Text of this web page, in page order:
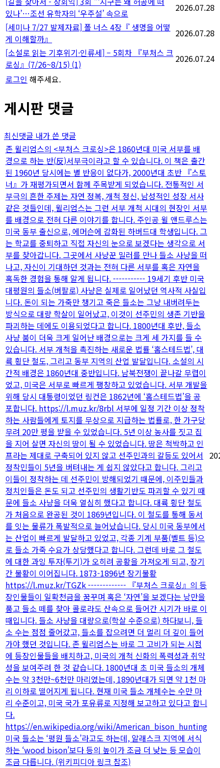
있나’…조선 유학자의 ‘우주설’ 속으로
2026.07.28
[세미나 7/27 발제자료] 폴 너스 4장『 생명을 어떻
게 이해할까』
2026.07.28
[소설로 읽는 기후위기·인류세] – 5회차 『부처스 크
로싱』(7/26~8/15) (1)
2026.07.24
로그인 해주세요.
게시판 댓글
최신댓글 내가 쓴 댓글
존 윌리엄스의 <부처스 크로싱>은 1860년대 미국 서부를 배
경으로 하는 반(反)서부극이라고 할 수 있습니다. 이 책은 출간
된 1960년 당시에는 별 반응이 없다가, 2000년대 초반 『스토
너』가 재평가되면서 함께 주목받게 되었습니다. 전통적인 서
부극의 흔한 주제는 자연 정복, 개척 정신, 남성적인 성장 서사
같은 것들인데, 윌리엄스는 그런 서부 개척 시대의 현장인 서부
를 배경으로 전혀 다른 이야기를 합니다. 주인공 윌 앤드루스는
미국 동부 출신으로, 에머슨에 감화된 하버드대 학생입니다. 그
는 학교를 중퇴하고 직접 자신의 눈으로 보겠다는 생각으로 서
부를 찾아갑니다. 그곳에서 사냥꾼 밀러를 만나 들소 사냥을 떠
나고, 자신이 기대하던 것과는 전혀 다른 서부를 혹은 자연을
혹독한 경험을 통해 알게 됩니다. ----------- 19세기 후반 미국
대평원의 들소(버팔로) 사냥은 실제로 일어났던 역사적 사실입
니다. 돈이 되는 가죽만 챙기고 죽은 들소는 그냥 내버려두는
방식으로 대량 학살이 일어났고, 이것이 선주민의 생존 기반을
파괴하는 데에도 이용되었다고 합니다. 1800년대 후반, 들소
사냥 붐이 더욱 크게 일어난 배경으로는 크게 세 가지를 들 수
있습니다. 서부 개척을 촉진하는 새로운 법률 ‘홈스테드법’, 대
륙 횡단 철도, 그리고 동부 지역의 산업 발달입니다. 소설의 시
간적 배경은 1860년대 중반입니다. 남북전쟁이 끝나갈 무렵이
었고, 미국은 서부로 빠르게 팽창하고 있었습니다. 서부 개발을
위해 당시 대통령이었던 링컨은 1862년에 ‘홈스테드법’을 공
포합니다. https://l.muz.kr/8rbl 서부에 일정 기간 이상 정착
하는 사람들에게 토지를 무상으로 지급하는 법률로, 한 가구당
무려 20만 평을 받을 수 있었습니다. 5년 이상 농사를 짓고 집
을 지어 살면 자신의 땅이 될 수 있었습니다. 땅은 척박하고 인
프라는 제대로 구축되어 있지 않고 선주민과의 갈등도 있어서
정착민들이 5년을 버텨내는 게 쉽지 않았다고 합니다. 그리고
이들이 정착하는 데 선주민이 방해되었기 때문에, 이주민들과
정치인들은 돈도 되고 선주민의 생활기반도 파괴할 수 있기 때
문에 들소 사냥을 더욱 열심히 했다고 합니다. 대륙 횡단 철도
가 처음으로 완공된 것이 1869년입니다. 이 철도를 통해 동서
를 잇는 물류가 폭발적으로 늘어났습니다. 당시 미국 동부에서
는 산업이 빠르게 발달하고 있었고, 각종 기계 부품(벨트 등)으
로 들소 가죽 수요가 상당했다고 합니다. 그런데 바로 그 철도
에 대한 과잉 투자(투기)가 오히려 공황을 가져오게 되고, 장기
간 불황이 이어집니다. 1873-1896년 장기불황
https://l.muz.kr/TGZk ------------- 『부처스 크로싱』의 등
장인물들이 일확천금을 꿈꾸며 혹은 ‘자연’을 보겠다는 낭만을
품고 들소 떼를 찾아 콜로라도 산속으로 들어간 시기가 바로 이
때입니다. 들소 사냥을 대량으로(학살 수준으로) 하다보니, 들
소 수는 점점 줄어갔고, 들소를 잡으려면 더 멀리 더 깊이 들어
가야 했던 것입니다. 존 윌리엄스는 바로 그 고비가 되는 시점
에 등장인물들을 배치하고, 미국의 개척 신화의 폭력성과 취약
성을 보여주려 한 것 같습니다. 1800년대 초 미국 들소의 개체
수는 약 3천만~6천만 마리였는데, 1890년대가 되면 약 1천 마
리 이하로 떨어지게 됩니다. 현재 미국 들소 개체수는 수만 마
리 수준이고, 미국 국가 포유류로 지정해 보고하고 있다고 합니
다.
https://en.wikipedia.org/wiki/American_bison_hunting
미국 들소는 ‘평원 들소’라고도 하는데, 알래스크 지역에 서식
하는 ‘wood bison’보다 등의 높이가 조금 더 낮는 등 모습이
조금 다릅니다. (위키피디아 링크 참조)